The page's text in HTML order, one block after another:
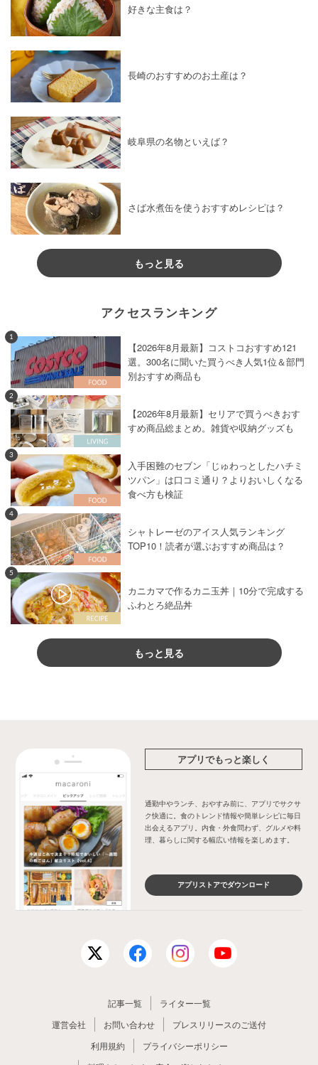
好きな主食は？
長崎のおすすめのお土産は？
岐阜県の名物といえば？
さば水煮缶を使うおすすめレシピは？
もっと見る
アクセスランキング
1
【2026年8月最新】コストコおすすめ121
選。300名に聞いた買うべき人気1位＆部門
別おすすめ商品も
2
【2026年8月最新】セリアで買うべきおす
すめ商品総まとめ。雑貨や収納グッズも
3
入手困難のセブン「じゅわっとしたハチミ
ツパン」は口コミ通り？よりおいしくなる
食べ方も検証
4
シャトレーゼのアイス人気ランキング
TOP10！読者が選ぶおすすめ商品は？
5
カニカマで作るカニ玉丼｜10分で完成する
ふわとろ絶品丼
もっと見る
アプリでもっと楽しく
通勤中やランチ、おやすみ前に、アプリでサクサ
ク快適に。食のトレンド情報や簡単レシピに毎日
出会えるアプリ。内食・外食問わず、グルメや料
理、暮らしに関する幅広い情報を楽しめます。
アプリストアでダウンロード
記事一覧
ライター一覧
運営会社
お問い合わせ
プレスリリースのご送付
利用規約
プライバシーポリシー